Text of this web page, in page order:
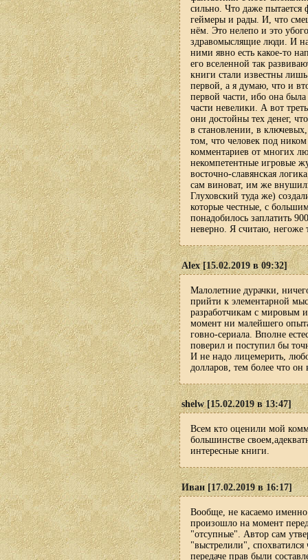
сильно. Что даже
геймеры и рады. И, что
нём. Это нелепо и это
здравомыслящие люди. И
ними явно есть какое-то
его вселенной так
книги стали известны
первой, а я думаю, что и
первой части, ибо она
части невелики. А вот
они достойны тех денег,
в становлении, в
том, что человек под
комментариев от многих
некомпетентные игровые
восточно-славянская
сам виноват, им же
Глуховский туда же)
которые честные, с
понадобилось заплатить
неверно. Я считаю, негоже
Alex [15.02.2019 в 09:32]
Малолетние дурачки,
прийти к элементарной
разработчикам с мировым
момент ни малейшего
говно-сериала. Вполне
поверил и поступил бы
И не надо лицемерить,
долларов, тем более что он
shelw [15.02.2019 в 13:47]
Всем кто оценили мой
большинстве
интересные книги.
Иван [17.02.2019 в 16:17]
Вообще, не касаемо
произошло на момент
"отсупные". Автор сам
"выстрелили",
передаче прав были